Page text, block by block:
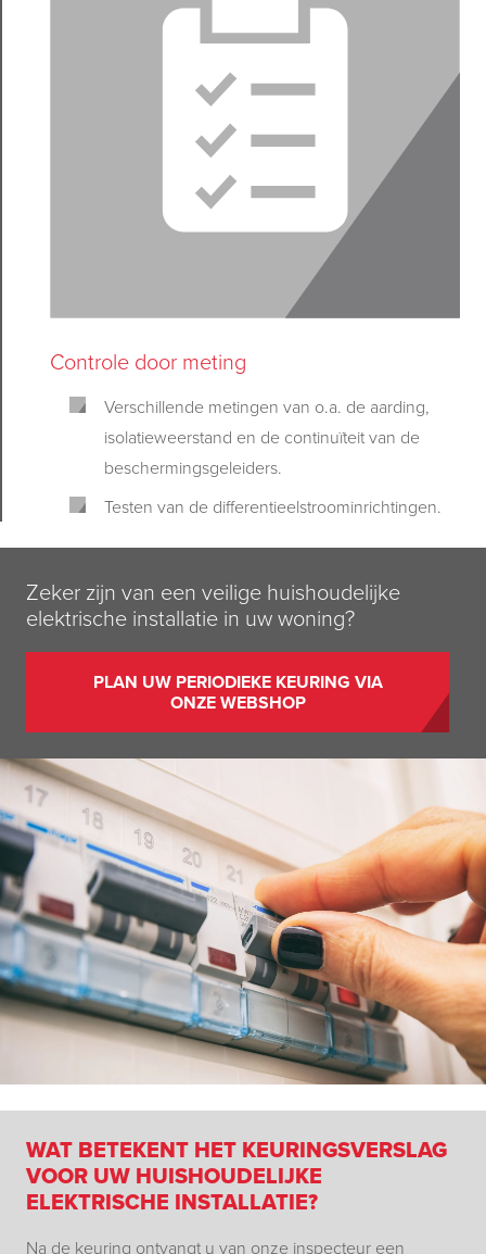
Controle door meting
Verschillende metingen van o.a. de aarding,
isolatieweerstand en de continuïteit van de
beschermingsgeleiders.
Testen van de differentieelstroominrichtingen.
Zeker zijn van een veilige huishoudelijke
elektrische installatie in uw woning?
PLAN UW PERIODIEKE KEURING VIA
ONZE WEBSHOP
WAT BETEKENT HET KEURINGSVERSLAG
VOOR UW HUISHOUDELIJKE
ELEKTRISCHE INSTALLATIE?
Na de keuring ontvangt u van onze inspecteur een